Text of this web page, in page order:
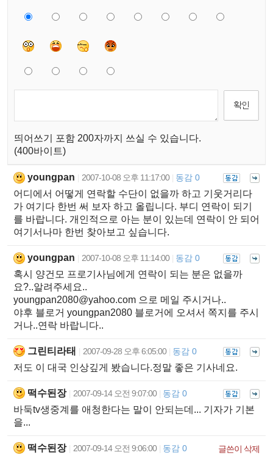
띄어쓰기 포함 200자까지 쓰실 수 있습니다.
(400바이트)
youngpan 2007-10-08 오후 11:17:00 동감 0
어디에서 어떻게 연락할 수단이 없을까 하고 기웃거리다
가 여기다 한번 써 보자 하고 올립니다. 부디 연락이 되기
를 바랍니다. 개인적으로 아는 분이 있는데 연락이 안 되어
여기서나마 한번 찾아보고 싶습니다.
youngpan 2007-10-08 오후 11:14:00 동감 0
혹시 양건모 프로기사님에게 연락이 되는 분은 없을까
요?..알려주세요..
youngpan2080@yahoo.com 으로 메일 주시거나..
야후 블로거 youngpan2080 블로거에 오셔서 쪽지를 주시
거나..연락 바랍니다..
그린티라태 2007-09-28 오후 6:05:00 동감 0
저도 이 대국 인상깊게 봤습니다.정말 좋은 기사네요.
떡수된장 2007-09-14 오전 9:07:00 동감 0
바둑tv생중계를 애청한다는 말이 안되는데... 기자가 기본
을...
떡수된장 2007-09-14 오전 9:06:00 동감 0 글쓴이 삭제